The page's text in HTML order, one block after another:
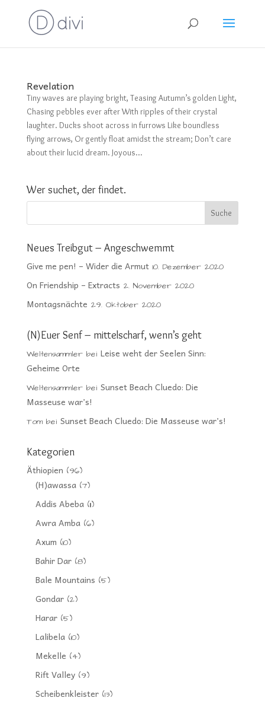
Revelation
Tiny waves are playing bright, Teasing Autumn’s golden Light,
Chasing pebbles ever after With ripples of their crystal
laughter. Ducks shoot across in furrows Like boundless
flying arrows, Or gently float amidst the stream; Don’t care
about their lucid dream. Joyous...
Wer suchet, der findet.
Neues Treibgut – Angeschwemmt
Give me pen! – Wider die Armut 10. Dezember 2020
On Friendship – Extracts 2. November 2020
Montagsnächte 29. Oktober 2020
(N)Euer Senf – mittelscharf, wenn’s geht
Weltensammlerbei Leise weht der Seelen Sinn:
Geheime Orte
Weltensammlerbei Sunset Beach Cluedo: Die
Masseuse war’s!
Tombei Sunset Beach Cluedo: Die Masseuse war’s!
Kategorien
Äthiopien (96)
(H)awassa(7)
Addis Abeba(11)
Awra Amba(6)
Axum (10)
Bahir Dar(8)
Bale Mountains (5)
Gondar(2)
Harar(5)
Lalibela(10)
Mekelle (4)
Rift Valley(9)
Scheibenkleister(13)